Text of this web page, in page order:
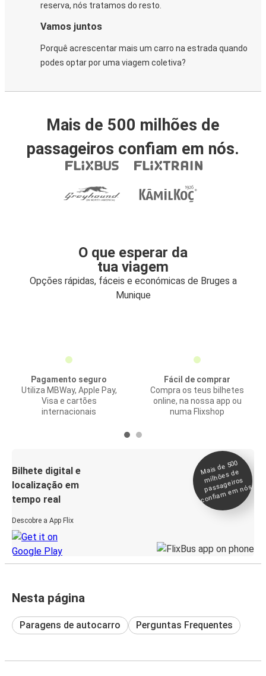
reserva, nós tratamos do resto.
Vamos juntos
Porquê acrescentar mais um carro na estrada quando
podes optar por uma viagem coletiva?
Mais de 500 milhões de
passageiros confiam em nós.
O que esperar da
tua viagem
Opções rápidas, fáceis e económicas de Bruges a
Munique
Pagamento seguro
Utiliza MBWay, Apple Pay,
Visa e cartões
internacionais
Fácil de comprar
Compra os teus bilhetes
online, na nossa app ou
numa Flixshop
Bilhete digital e
localização em
tempo real
Descobre a App Flix
Mais de 500
milhões de
passageiros
confia
m e
m nós
Nesta página
Paragens de autocarro Perguntas Frequentes